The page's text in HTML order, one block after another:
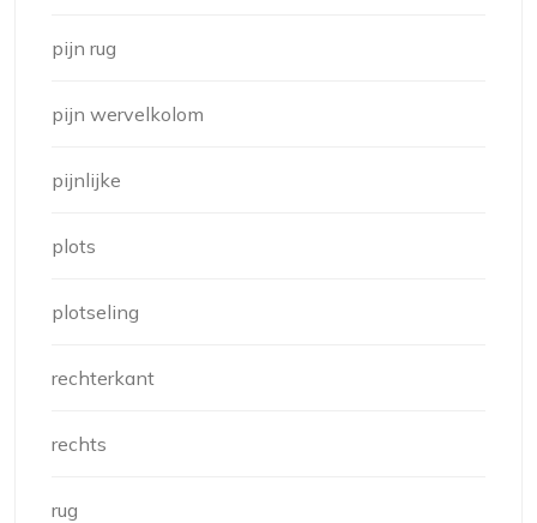
pijn rug
pijn wervelkolom
pijnlijke
plots
plotseling
rechterkant
rechts
rug